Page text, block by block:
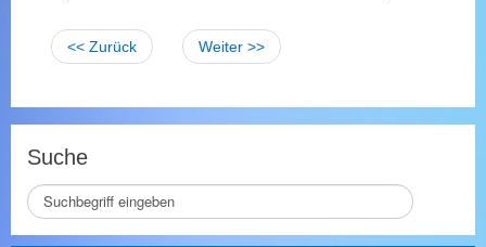
<< Zurück Weiter >>
Suche
S
e
i